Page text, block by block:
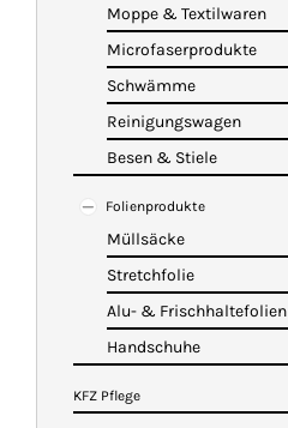
Moppe & Textilwaren
Microfaserprodukte
Schwämme
Reinigungswagen
Besen & Stiele
Folienprodukte
Müllsäcke
Stretchfolie
Alu- & Frischhaltefolien
Handschuhe
KFZ Pflege